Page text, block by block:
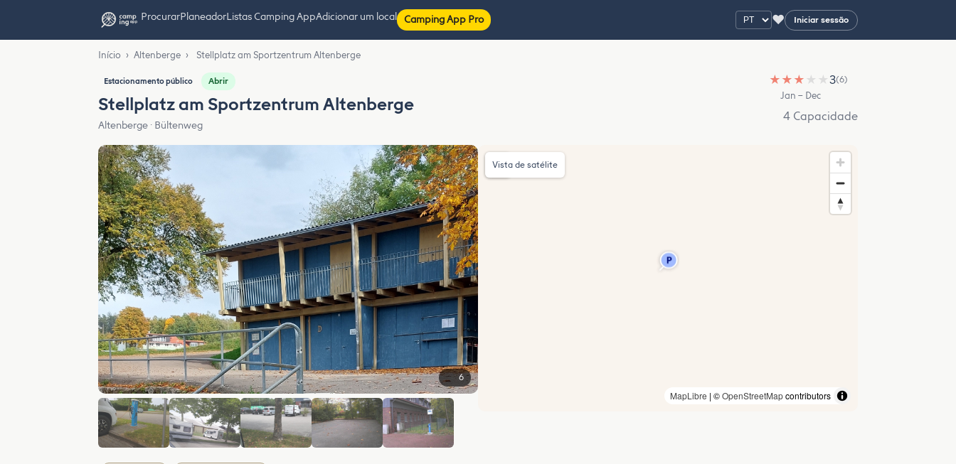
ProcurarPlaneadorListas Camping AppAdicionar um local Camping App Pro ♥ Iniciar sessão
Início › Altenberge › Stellplatz am Sportzentrum Altenberge
Estacionamento público Abrir
Stellplatz am Sportzentrum Altenberge
Altenberge · Bültenweg
★ ★ ★ ★ ★3(6)
Jan – Dec
4 Capacidade
6
MapLibre | ©OpenStreetMapcontributors
Vista de satélite